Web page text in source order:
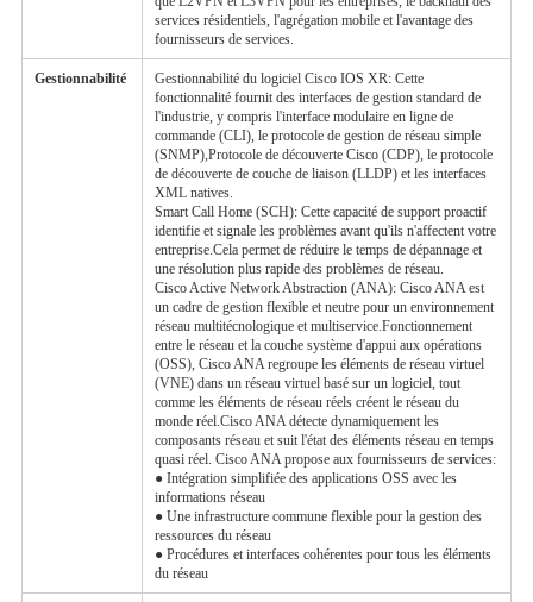
services résidentiels, l'agrégation mobile et l'avantage des
fournisseurs de services.
Gestionnabilité
Gestionnabilité du logiciel Cisco IOS XR: Cette
fonctionnalité fournit des interfaces de gestion standard de
l'industrie, y compris l'interface modulaire en ligne de
commande (CLI), le protocole de gestion de réseau simple
(SNMP),Protocole de découverte Cisco (CDP), le protocole
de découverte de couche de liaison (LLDP) et les interfaces
XML natives.
Smart Call Home (SCH): Cette capacité de support proactif
identifie et signale les problèmes avant qu'ils n'affectent votre
entreprise.Cela permet de réduire le temps de dépannage et
une résolution plus rapide des problèmes de réseau.
Cisco Active Network Abstraction (ANA): Cisco ANA est
un cadre de gestion flexible et neutre pour un environnement
réseau multitécnologique et multiservice.Fonctionnement
entre le réseau et la couche système d'appui aux opérations
(OSS), Cisco ANA regroupe les éléments de réseau virtuel
(VNE) dans un réseau virtuel basé sur un logiciel, tout
comme les éléments de réseau réels créent le réseau du
monde réel.Cisco ANA détecte dynamiquement les
composants réseau et suit l'état des éléments réseau en temps
quasi réel. Cisco ANA propose aux fournisseurs de services:
● Intégration simplifiée des applications OSS avec les
informations réseau
● Une infrastructure commune flexible pour la gestion des
ressources du réseau
● Procédures et interfaces cohérentes pour tous les éléments
du réseau